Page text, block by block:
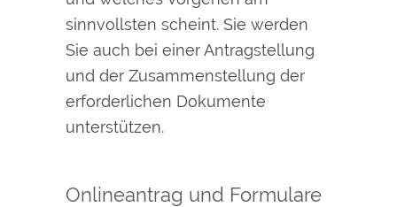
sinnvollsten scheint. Sie werden
Sie auch bei einer Antragstellung
und der Zusammenstellung der
erforderlichen Dokumente
unterstützen.
Onlineantrag und Formulare